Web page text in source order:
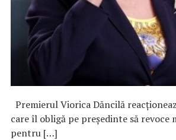
Premierul Viorica Dăncilă
care îl obligă pe preşedinte să
pentru […]